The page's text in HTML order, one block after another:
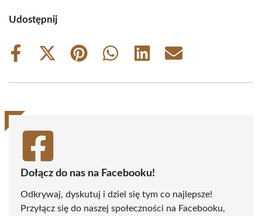
Udostępnij
Share
Share
(Twitter)
Share
Share
Share
Share
Dołącz do nas na Facebooku!
Odkrywaj, dyskutuj i dziel się tym co najlepsze!
Przyłącz się do naszej społeczności na Facebooku,